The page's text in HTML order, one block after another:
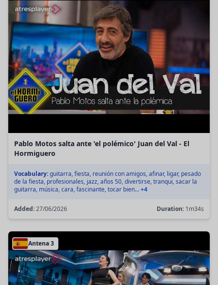
Pablo Motos salta ante 'el polémico' Juan del Val - El
Hormiguero
Vocabulary:guitarra, fiesta, reunión con amigos, afinar, ligar, pesado
de la fiesta, profesionales, jazz, años 50, divertirse, tranqui, sacar la
guitarra, música, cara, fascinante, tocar bien...+4
Added:27/06/2026 Duration: 1m34s
Antena 3